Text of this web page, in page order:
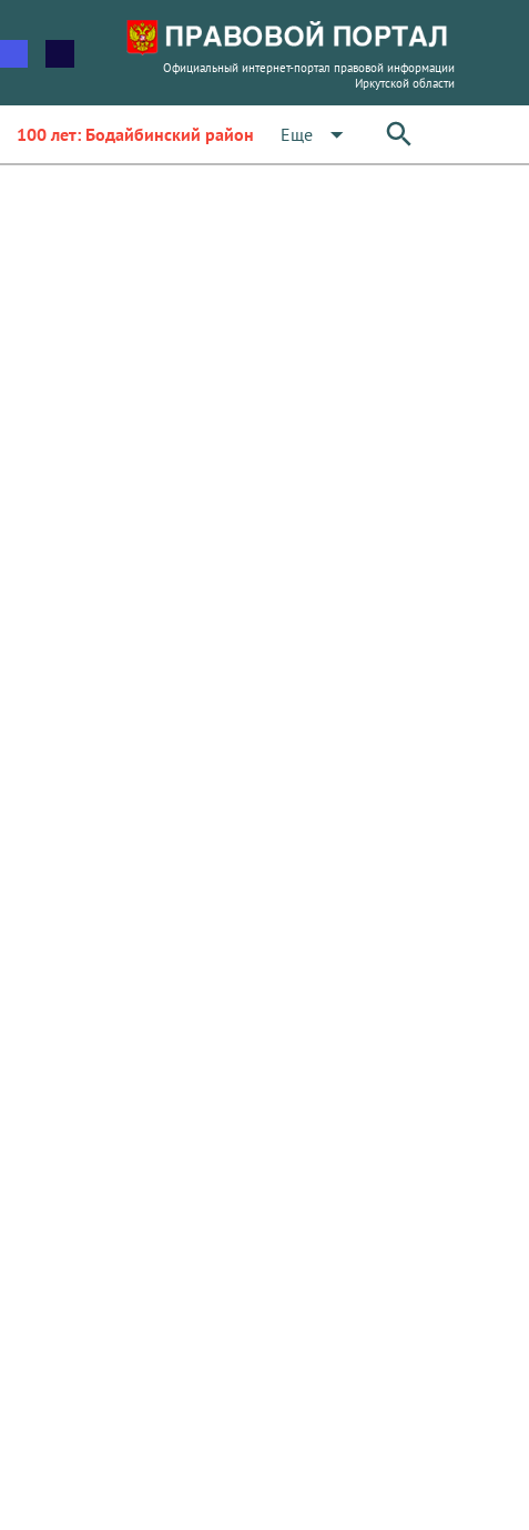
Официальный интернет-портал правовой информации
Иркутской области
100 лет: Бодайбинский район Еще arrow_drop_down